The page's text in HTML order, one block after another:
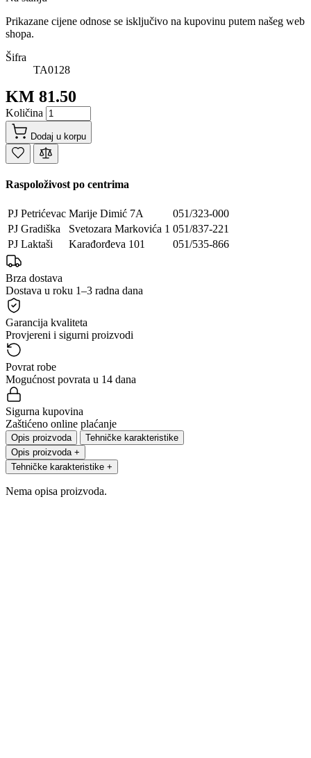
Prikazane cijene odnose se isključivo na kupovinu putem našeg web
shopa.
Šifra
TA0128
KM 81.50
Količina
Dodaj u korpu
Raspoloživost po centrima
PJ Petrićevac Marije Dimić 7A
051/323-000
PJ Gradiška
Svetozara Markovića 1 051/837-221
PJ Laktaši
Karađorđeva 101 051/535-866
Brza dostava
Dostava u roku 1–3 radna dana
Garancija kvaliteta
Provjereni i sigurni proizvodi
Povrat robe
Mogućnost povrata u 14 dana
Sigurna kupovina
Zaštićeno online plaćanje
Opis proizvoda
Tehničke karakteristike
Opis proizvoda +
Tehničke karakteristike +
Nema opisa proizvoda.